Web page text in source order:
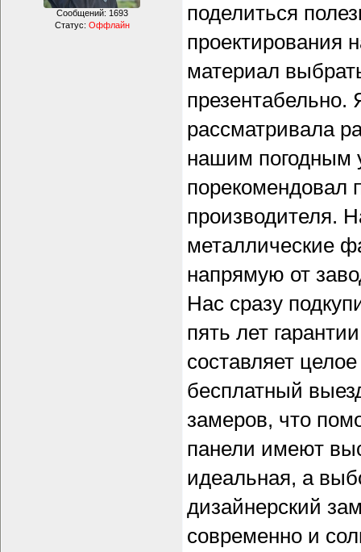
Сообщений: 1693
Статус: Оффлайн
поделиться
проектирования
материал
презентабельно.
рассматривала
нашим погодным
порекомендовал
производителя.
металлические
напрямую от
Нас сразу
пять лет
составляет
бесплатный
замеров, что
панели имеют
идеальная, а
дизайнерский
современно и